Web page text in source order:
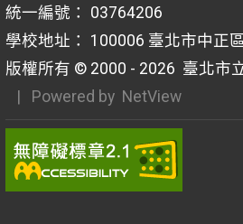
統一編號： 03764206
學校地址： 100006 臺北市中正
版權所有 © 2000 - 2026 臺北市
| Powered by NetView